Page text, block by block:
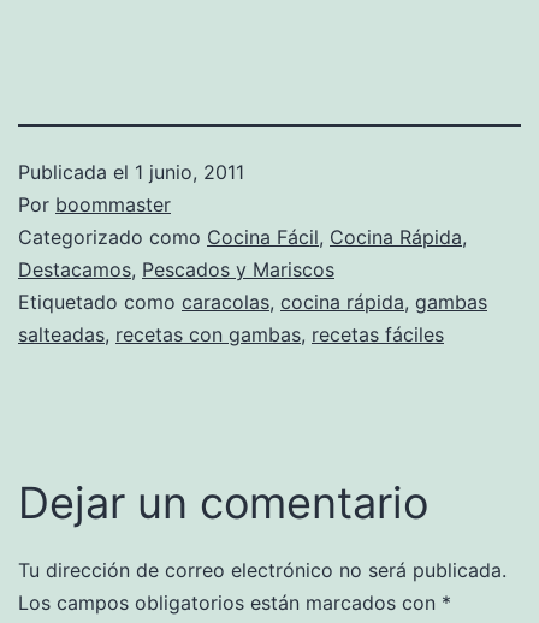
Publicada el 1 junio, 2011
Por boommaster
Categorizado como Cocina Fácil, Cocina Rápida,
Destacamos, Pescados y Mariscos
Etiquetado como caracolas, cocina rápida, gambas
salteadas, recetas con gambas, recetas fáciles
Dejar un comentario
Tu dirección de correo electrónico no será publicada.
Los campos obligatorios están marcados con *